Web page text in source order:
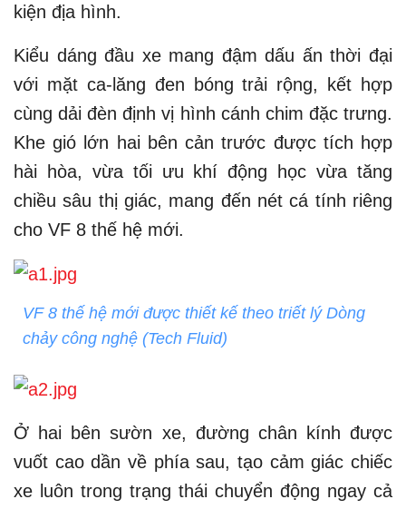
kiện địa hình.
Kiểu dáng đầu xe mang đậm dấu ấn thời đại
với mặt ca-lăng đen bóng trải rộng, kết hợp
cùng dải đèn định vị hình cánh chim đặc trưng.
Khe gió lớn hai bên cản trước được tích hợp
hài hòa, vừa tối ưu khí động học vừa tăng
chiều sâu thị giác, mang đến nét cá tính riêng
cho VF 8 thế hệ mới.
VF 8 thế hệ mới được thiết kế theo triết lý Dòng
chảy công nghệ (Tech Fluid)
Ở hai bên sườn xe, đường chân kính được
vuốt cao dần về phía sau, tạo cảm giác chiếc
xe luôn trong trạng thái chuyển động ngay cả